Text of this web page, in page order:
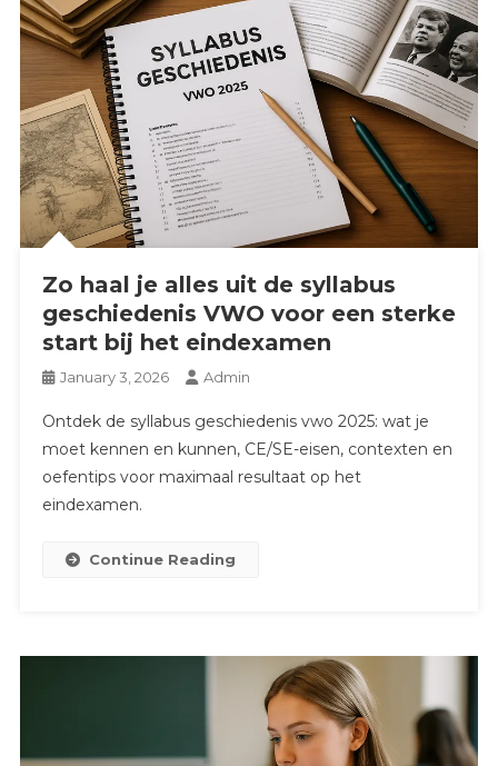
Zo haal je alles uit de syllabus
geschiedenis VWO voor een sterke
start bij het eindexamen
January 3, 2026 Admin
Ontdek de syllabus geschiedenis vwo 2025: wat je
moet kennen en kunnen, CE/SE-eisen, contexten en
oefentips voor maximaal resultaat op het
eindexamen.
Continue Reading